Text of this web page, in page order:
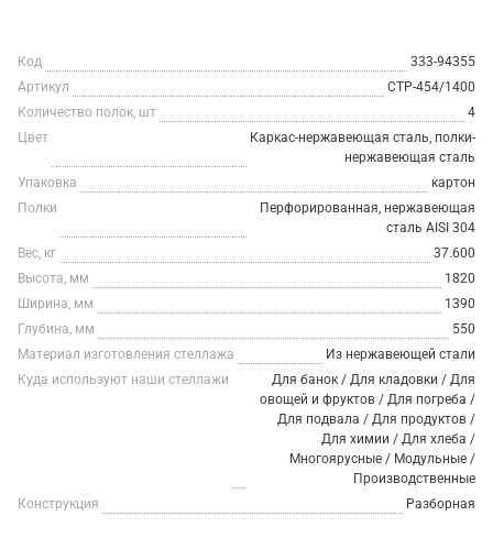
Код
333-94355
Артикул
СТР-454/1400
Количество полок, шт
4
Цвет
Каркас-нержавеющая сталь, полки-
нержавеющая сталь
Упаковка
картон
Полки
Перфорированная, нержавеющая
сталь AISI 304
Вес, кг
37.600
Высота, мм
1820
Ширина, мм
1390
Глубина, мм
550
Материал изготовления стеллажа
Из нержавеющей стали
Куда используют наши стеллажи
Для банок / Для кладовки / Для
овощей и фруктов / Для погреба /
Для подвала / Для продуктов /
Для химии / Для хлеба /
Многоярусные / Модульные /
Производственные
Конструкция
Разборная